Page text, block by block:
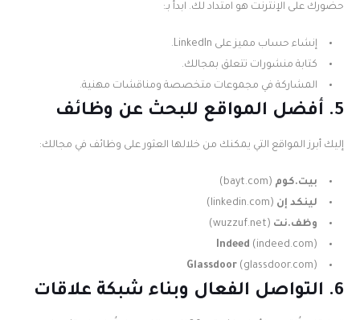
حضورك على الإنترنت هو امتداد لك. ابدأ بـ:
إنشاء حساب مميز على LinkedIn.
كتابة منشورات تتعلق بمجالك.
المشاركة في مجموعات متخصصة ومناقشات مهنية.
5. أفضل المواقع للبحث عن وظائف
إليك أبرز المواقع التي يمكنك من خلالها العثور على وظائف في مجالك:
بيت.كوم (bayt.com)
لينكد إن (linkedin.com)
وظف.نت (wuzzuf.net)
Indeed (indeed.com)
Glassdoor (glassdoor.com)
6. التواصل الفعال وبناء شبكة علاقات